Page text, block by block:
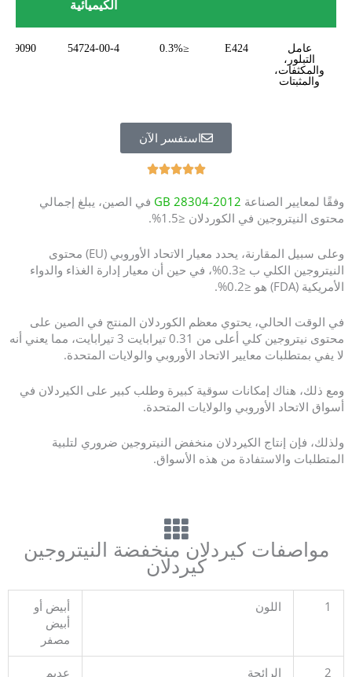
الكيميائية
عامل
التبلور،
والمكثفات،
والمثبتات
E424
≤0.3%
54724-00-4
استفسر الآن





W
a
e
5
v
n
وفقًا لمعايير الصناعة GB 28304-2012 في الصين، يبلغ إجمالي
محتوى النيتروجين في الكوردلان ≤1.5%.
وعلى سبيل المقارنة، يحدد معيار الاتحاد الأوروبي (EU) محتوى
النيتروجين الكلي ب ≤0.3%، في حين أن معيار إدارة الغذاء والدواء
الأمريكية (FDA) هو ≤0.2%.
في الوقت الحالي، يحتوي معظم الكوردلان المنتج في الصين على
محتوى نيتروجين كلي أعلى من 0.31 تيرابايت 3 تيرابايت، مما يعني أنه
لا يفي بمتطلبات معايير الاتحاد الأوروبي والولايات المتحدة.
ومع ذلك، هناك إمكانات سوقية كبيرة وطلب كبير على الكيردلان في
أسواق الاتحاد الأوروبي والولايات المتحدة.
ولذلك، فإن إنتاج الكيردلان منخفض النيتروجين ضروري لتلبية
المتطلبات والاستفادة من هذه الأسواق.
مواصفات كيردلان منخفضة النيتروجين
كيردلان
1 اللون
أبيض أو
أبيض
مصفر
2 الرائحة
عديم